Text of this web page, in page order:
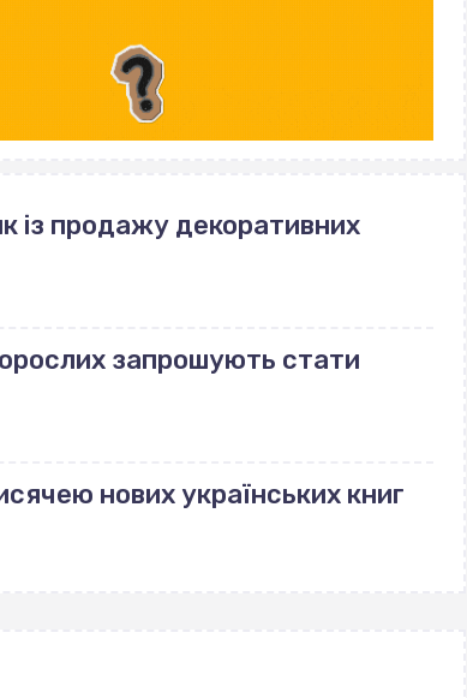
із продажу декоративних
запрошують стати
нових українських книг